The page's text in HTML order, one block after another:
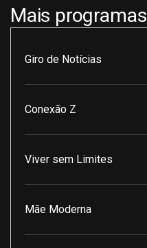
Mais programas
Giro de Notícias
Conexão Z
Viver sem Limites
Mãe Moderna